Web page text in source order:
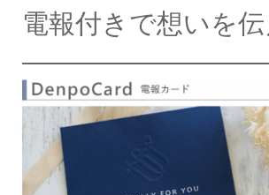
電報付きで想いを